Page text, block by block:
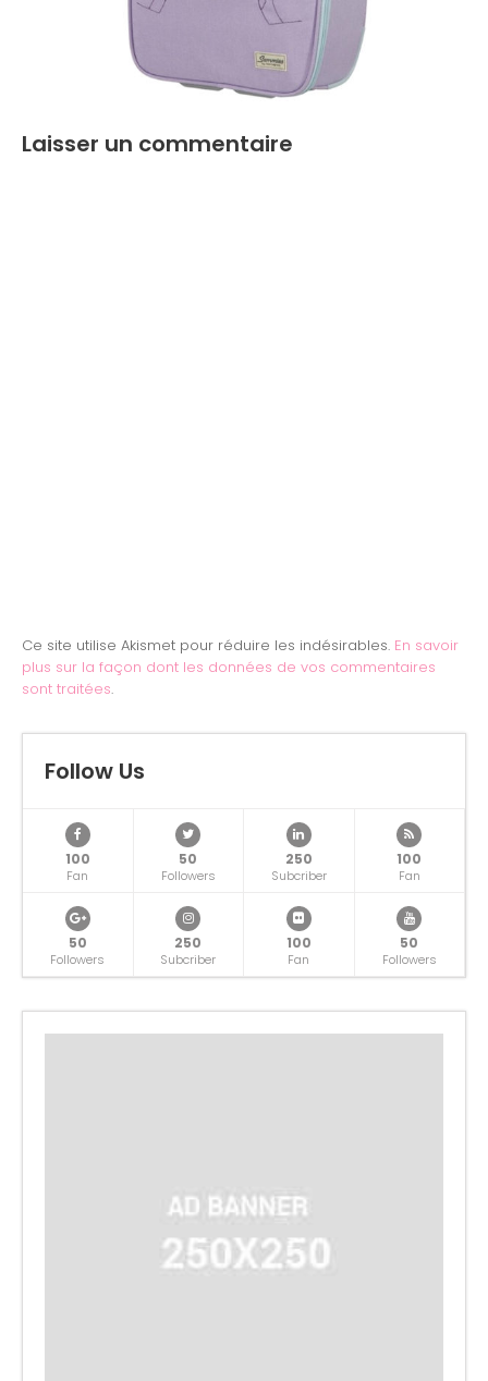
Laisser un commentaire
Ce site utilise Akismet pour réduire les indésirables. En savoir
plus sur la façon dont les données de vos commentaires
sont traitées.
Follow Us
100
Fan
50
Followers
250
Subcriber
100
Fan
50
Followers
250
Subcriber
100
Fan
50
Followers